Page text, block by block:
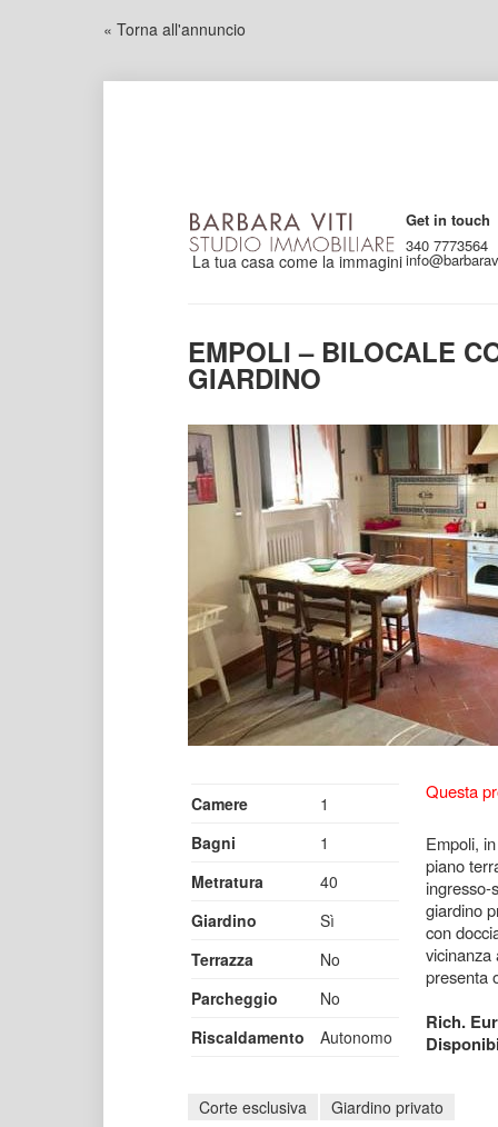
« Torna all'annuncio
La tua casa come la immagini
Get in touch
340 7773564
EMPOLI – BILOCALE
GIARDINO
Camere
1
Bagni
1
Metratura
40
Giardino
Sì
Terrazza
No
Parcheggio
No
Riscaldamento
Autonomo
Questa
Empoli,
piano
ingresso-
giardino
con
vicinanza
presenta
Rich.
Corte esclusiva Giardino privato